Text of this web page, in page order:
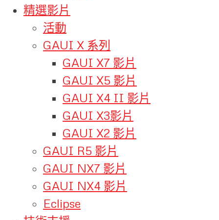
精選影片
活動
GAUI X 系列
GAUI X7 影片
GAUI X5 影片
GAUI X4 II 影片
GAUI X3影片
GAUI X2 影片
GAUI R5 影片
GAUI NX7 影片
GAUI NX4 影片
Eclipse